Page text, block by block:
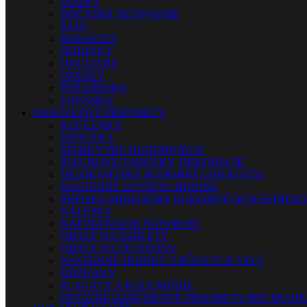
DOČASNÉ TETOVANIE
ŠÁLY
RUKAVICE
HODINKY
OKULIARE
OPASKY
PEŇAŽENKY
TOPÁNKY
DARČEKOVÉ PREDMETY
KĽÚČENKY
HRNČEKY
ŠPERKY PRE HUDOBNÍKOV
PLECHOVÉ TABUĽKY, DEKORÁCIE
MUZIKANTSKÉ HUDOBNÉ USB KĽÚČE
NÁSTENNÉ LP VINYL HODINY
REPLIKY-MINIATÚRY HUDOBNÝCH
NÁLEPKY
NAFUKOVACIE NÁSTROJE
OBALY NA TABLETY
OBALY NA TELEFÓNY
NÁSTENNÉ HODINY Z RÔZNYCH VECÍ
ODZNAKY
PLAGÁTY A KALENDÁRE
OSTATNÉ DARČEKOVÉ PREDMETY PRE